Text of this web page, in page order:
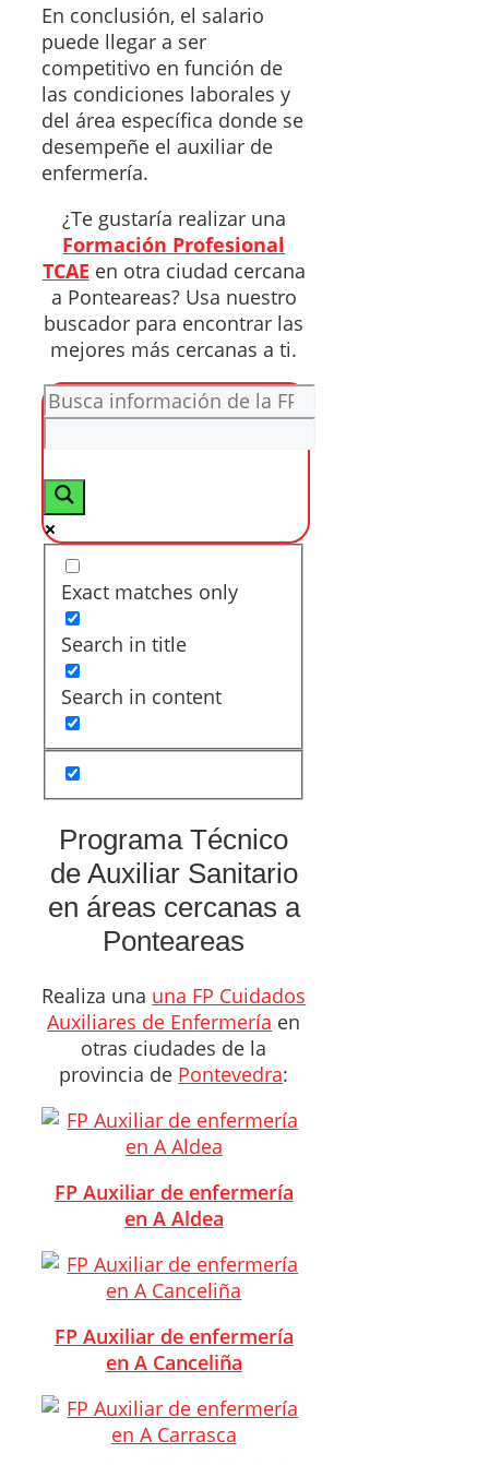
En conclusión, el salario
puede llegar a ser
competitivo en función de
las condiciones laborales y
del área específica donde se
desempeñe el auxiliar de
enfermería.
¿Te gustaría realizar una
Formación Profesional
TCAE en otra ciudad cercana
a Ponteareas? Usa nuestro
buscador para encontrar las
mejores más cercanas a ti.
Exact matches only
Search in title
Search in content
Programa Técnico
de Auxiliar Sanitario
en áreas cercanas a
Ponteareas
Realiza una una FP Cuidados
Auxiliares de Enfermería en
otras ciudades de la
provincia de Pontevedra:
FP Auxiliar de enfermería
en A Aldea
FP Auxiliar de enfermería
en A Canceliña